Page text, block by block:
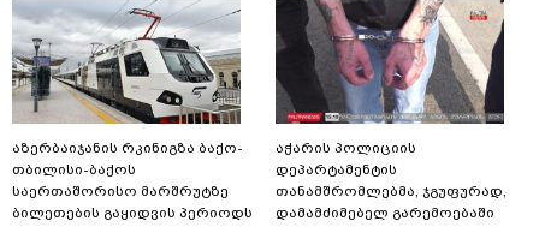
აზერბაიჯანის რკინიგზა ბაქო-
თბილისი-ბაქოს
საერთაშორისო მარშრუტზე
ბილეთების გაყიდვის პერიოდს
აჭარის პოლიციის
დეპარტამენტის
თანამშრომლებმა, ჯგუფურად,
დამამძიმებელ გარემოებაში